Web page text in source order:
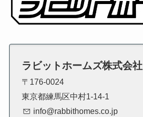
ラビットホームズ株式会社
〒176-0024
東京都練馬区中村1-14-1
info@rabbithomes.co.jp